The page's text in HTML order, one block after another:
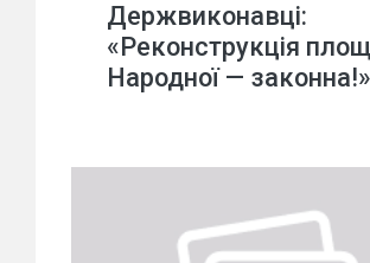
Держвиконавці:
«Реконструкція
Народної — законна!»